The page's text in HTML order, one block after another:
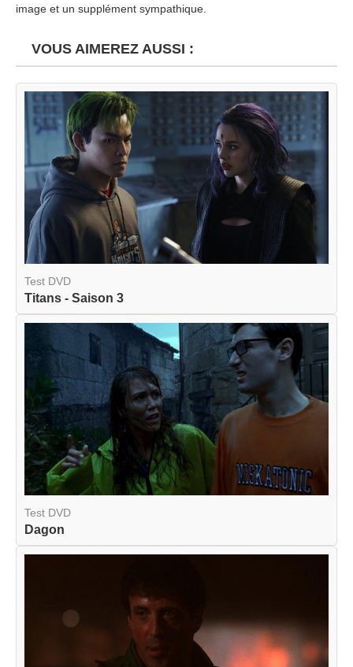
image et un supplément sympathique.
VOUS AIMEREZ AUSSI :
Test DVD
Titans - Saison 3
Test DVD
Dagon